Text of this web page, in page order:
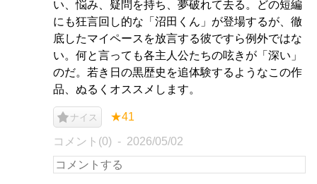
い、悩み、疑問を持ち、夢破れて去る。どの短編
にも狂言回し的な「沼田くん」が登場するが、徹
底したマイペースを放言する彼ですら例外ではな
い。何と言っても各主人公たちの呟きが「深い」
のだ。若き日の黒歴史を追体験するようなこの作
品、ぬるくオススメします。
ナイス ★41
コメント(0) 2026/05/02